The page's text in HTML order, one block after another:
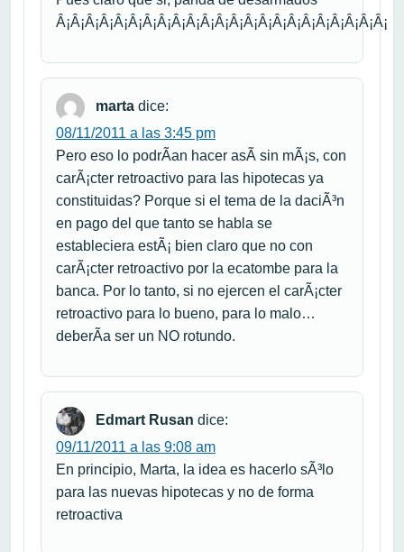
Â¡Â¡Â¡Â¡Â¡Â¡Â¡Â¡Â¡Â¡Â¡Â¡Â¡Â¡Â¡Â¡Â¡Â¡Â¡Â¡Â¡Â¡Â¡
marta dice:
08/11/2011 a las 3:45 pm
Pero eso lo podrÃ­an hacer asÃ­ sin mÃ¡s, con
carÃ¡cter retroactivo para las hipotecas ya
constituidas? Porque si el tema de la daciÃ³n
en pago del que tanto se habla se
estableciera estÃ¡ bien claro que no con
carÃ¡cter retroactivo por la ecatombe para la
banca. Por lo tanto, si no ejercen el carÃ¡cter
retroactivo para lo bueno, para lo malo…
deberÃ­a ser un NO rotundo.
Edmart Rusan dice:
09/11/2011 a las 9:08 am
En principio, Marta, la idea es hacerlo sÃ³lo
para las nuevas hipotecas y no de forma
retroactiva